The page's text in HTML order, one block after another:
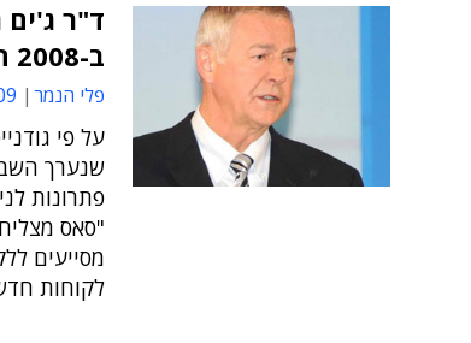
ד"ר ג'ים
ב-2008 הסתכמו ביותר מ-2.2 מיליארד דולרים"
פלי הנמר
על פי
שנערך
"סאס
מסייעים
לקוחות